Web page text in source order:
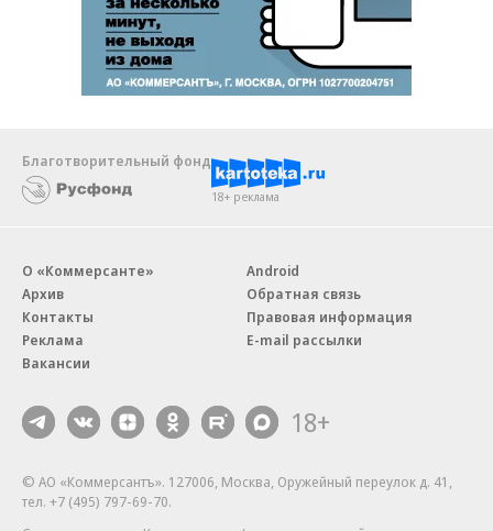
Благотворительный фонд
18+ реклама
О «Коммерсанте»
Архив
Контакты
Реклама
Вакансии
Android
Обратная связь
Правовая информация
E-mail рассылки
18+
© АО «Коммерсантъ». 127006, Москва, Оружейный переулок д. 41,
тел. +7 (495) 797-69-70.